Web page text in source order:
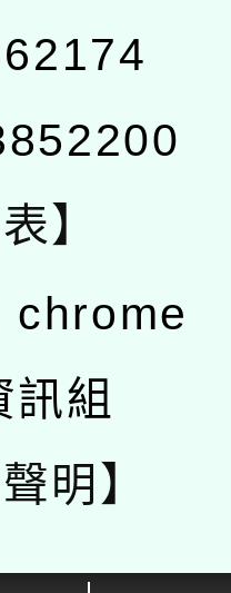
】
chrome
組
明】